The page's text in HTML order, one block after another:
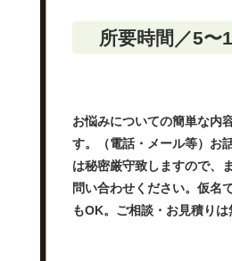
所要時間／5〜
お悩みについての簡単な内
す。（電話・メール等）お
は秘密厳守致しますので、
問い合わせください。仮名
もOK。ご相談・お見積りは